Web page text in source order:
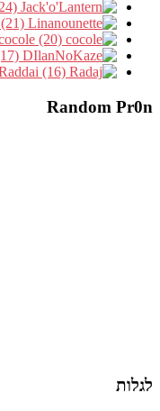
Random Pr0n
לגלות